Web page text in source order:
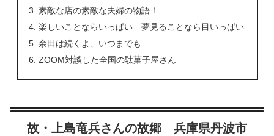
素敵な店の素敵な夫婦の物語！
楽しいことならいっぱい 夢見ることなら目いっぱい
余田は続くよ、いつまでも
ZOOM対談した全国の駄菓子屋さん
故・上島竜兵さんの故郷 兵庫県丹波市